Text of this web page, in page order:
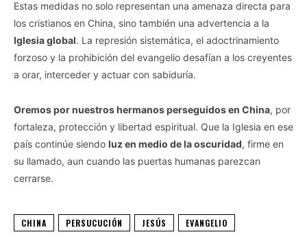
Estas medidas no solo representan una amenaza directa para
los cristianos en China, sino también una advertencia a la
Iglesia global. La represión sistemática, el adoctrinamiento
forzoso y la prohibición del evangelio desafían a los creyentes
a orar, interceder y actuar con sabiduría.
Oremos por nuestros hermanos perseguidos en China, por
fortaleza, protección y libertad espiritual. Que la Iglesia en ese
país continúe siendo luz en medio de la oscuridad, firme en
su llamado, aun cuando las puertas humanas parezcan
cerrarse.
CHINA PERSUCUCIÓN JESÚS EVANGELIO